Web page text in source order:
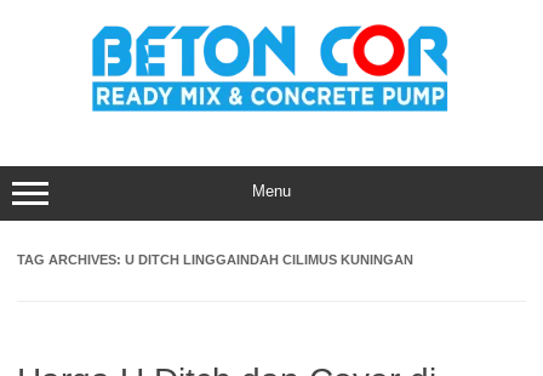
Menu
TAG ARCHIVES: U DITCH LINGGAINDAH CILIMUS KUNINGAN